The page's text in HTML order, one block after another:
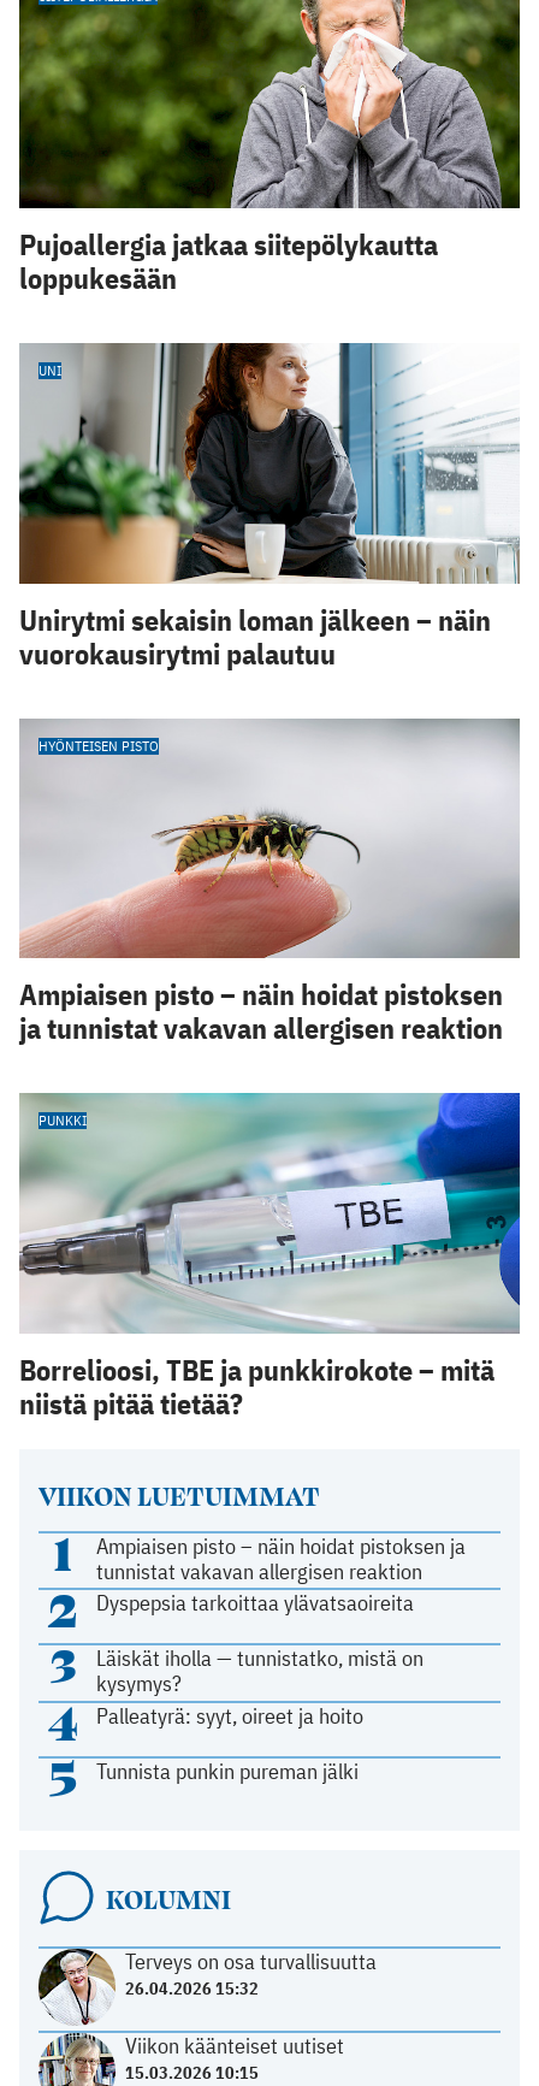
VIIKON LUETUIMMAT
1
Ampiaisen pisto – näin hoidat pistoksen ja
tunnistat vakavan allergisen reaktion
2 Dyspepsia tarkoittaa ylävatsaoireita
3
Läiskät iholla — tunnistatko, mistä on
kysymys?
4 Palleatyrä: syyt, oireet ja hoito
5 Tunnista punkin pureman jälki
KOLUMNI
Terveys on osa turvallisuutta
26.04.2026 15:32
Viikon käänteiset uutiset
15.03.2026 10:15
Pujoallergia jatkaa siitepölykautta
loppukesään
UNI
Unirytmi sekaisin loman jälkeen – näin
vuorokausirytmi palautuu
HYÖNTEISEN PISTO
Ampiaisen pisto – näin hoidat pistoksen
ja tunnistat vakavan allergisen reaktion
PUNKKI
Borrelioosi, TBE ja punkkirokote – mitä
niistä pitää tietää?